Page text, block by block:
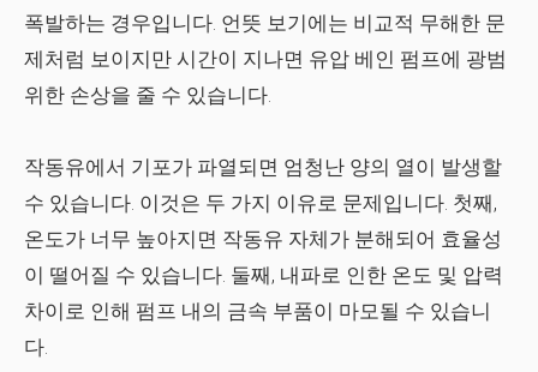
폭발하는 경우입니다. 언뜻 보기에는 비교적 무해한 문
제처럼 보이지만 시간이 지나면 유압 베인 펌프에 광범
위한 손상을 줄 수 있습니다.
작동유에서 기포가 파열되면 엄청난 양의 열이 발생할
수 있습니다. 이것은 두 가지 이유로 문제입니다. 첫째,
온도가 너무 높아지면 작동유 자체가 분해되어 효율성
이 떨어질 수 있습니다. 둘째, 내파로 인한 온도 및 압력
차이로 인해 펌프 내의 금속 부품이 마모될 수 있습니
다.